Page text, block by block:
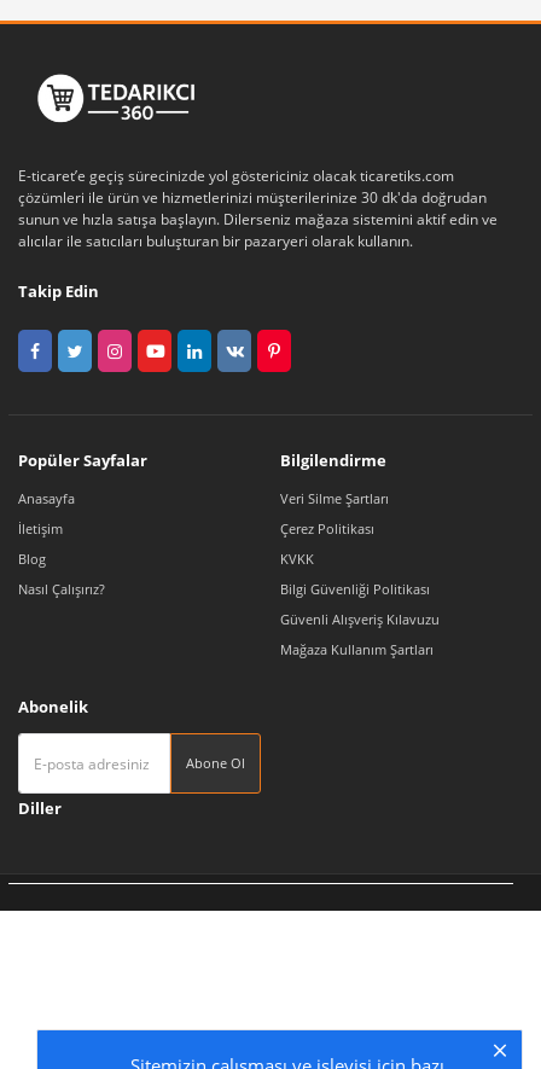
E-ticaret’e geçiş sürecinizde yol göstericiniz olacak ticaretiks.com
çözümleri ile ürün ve hizmetlerinizi müşterilerinize 30 dk'da doğrudan
sunun ve hızla satışa başlayın. Dilerseniz mağaza sistemini aktif edin ve
alıcılar ile satıcıları buluşturan bir pazaryeri olarak kullanın.
Takip Edin
Popüler Sayfalar
Anasayfa
İletişim
Blog
Nasıl Çalışırız?
Bilgilendirme
Veri Silme Şartları
Çerez Politikası
KVKK
Bilgi Güvenliği Politikası
Güvenli Alışveriş Kılavuzu
Mağaza Kullanım Şartları
Abonelik
Abone Ol
Diller